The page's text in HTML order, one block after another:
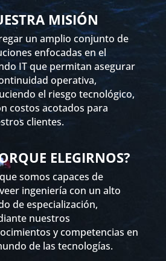
MISIÓN
un amplio conjunto de
enfocadas en el
IT que permitan asegurar
operativa,
el riesgo tecnológico,
costos acotados para
clientes.
ELEGIRNOS?
somos capaces de
ingeniería con un alto
de especialización,
nuestros
y competencias en
de las tecnologías.